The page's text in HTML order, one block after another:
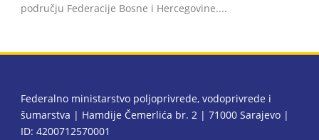
području Federacije Bosne i Hercegovine....
Federalno ministarstvo poljoprivrede, vodoprivrede i
šumarstva | Hamdije Čemerlića br. 2 | 71000 Sarajevo |
ID: 4200712570001